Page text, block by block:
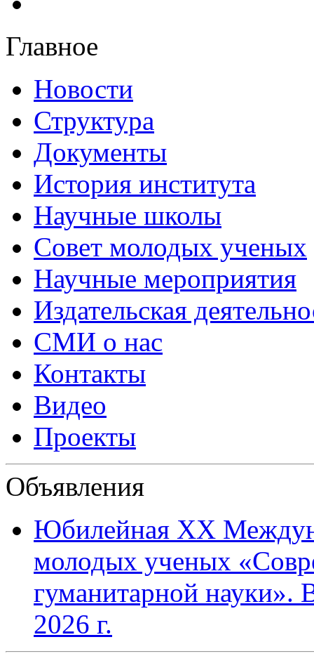
Главное
Новости
Структура
Документы
История института
Научные школы
Совет молодых ученых
Научные мероприятия
Издательская
СМИ о нас
Контакты
Видео
Проекты
Объявления
Юбилейная XХ
молодых ученых
гуманитарной науки».
2026 г.